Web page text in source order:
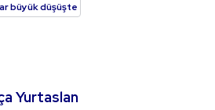
büyük düşüşte
Yurtaslan